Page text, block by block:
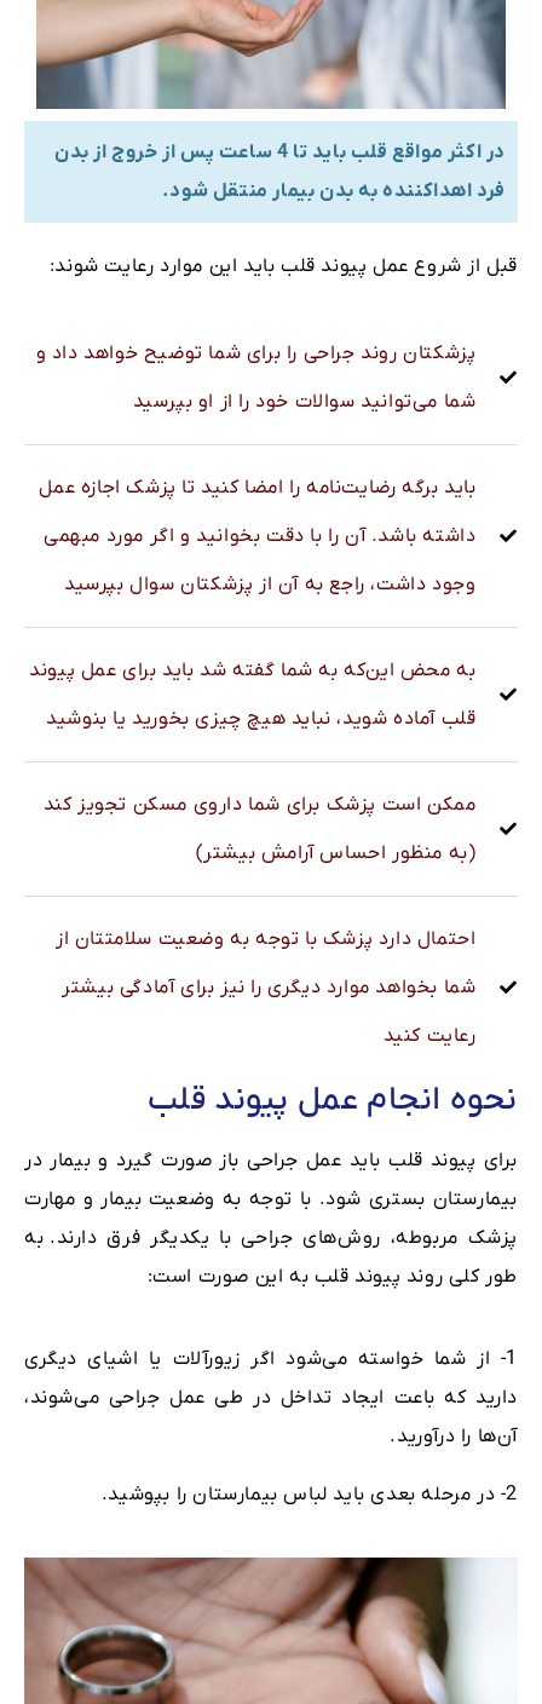
در اکثر مواقع قلب باید تا 4 ساعت پس از خروج از بدن
فرد اهداکننده به بدن بیمار منتقل شود.
قبل از شروع عمل پیوند قلب باید این موارد رعایت شوند:
پزشکتان روند جراحی را برای شما توضیح خواهد داد و
شما می‌توانید سوالات خود را از او بپرسید
باید برگه رضایت‌نامه را امضا کنید تا پزشک اجازه عمل
داشته باشد. آن را با دقت بخوانید و اگر مورد مبهمی
وجود داشت، راجع به آن از پزشکتان سوال بپرسید
به محض این‌که به شما گفته شد باید برای عمل پیوند
قلب آماده شوید، نباید هیچ چیزی بخورید یا بنوشید
ممکن است پزشک برای شما داروی مسکن تجویز کند
(به منظور احساس آرامش بیشتر)
احتمال دارد پزشک با توجه به وضعیت سلامتتان از
شما بخواهد موارد دیگری را نیز برای آمادگی بیشتر
رعایت کنید
نحوه انجام عمل پیوند قلب
برای پیوند قلب باید عمل جراحی باز صورت گیرد و بیمار در
بیمارستان بستری شود. با توجه به وضعیت بیمار و مهارت
پزشک مربوطه، روش‌های جراحی با یکدیگر فرق دارند. به
طور کلی روند پیوند قلب به این صورت است:
1- از شما خواسته می‌شود اگر زیورآلات یا اشیای دیگری
دارید که باعت ایجاد تداخل در طی عمل جراحی می‌شوند،
آن‌ها را درآورید.
2- در مرحله بعدی باید لباس بیمارستان را بپوشید.